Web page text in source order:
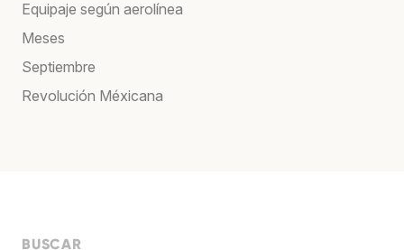
Equipaje según aerolínea
Meses
Septiembre
Revolución Méxicana
BUSCAR